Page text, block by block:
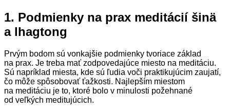
1. Podmienky na prax meditácií šinä
a lhagtong
Prvým bodom sú vonkajšie podmienky tvoriace základ
na prax. Je treba mať zodpovedajúce miesto na meditáciu.
Sú napríklad miesta, kde sú ľudia voči praktikujúcim zaujatí,
čo môže spôsobovať ťažkosti. Najlepším miestom
na meditáciu je to, ktoré bolo v minulosti požehnané
od veľkých meditujúcich.